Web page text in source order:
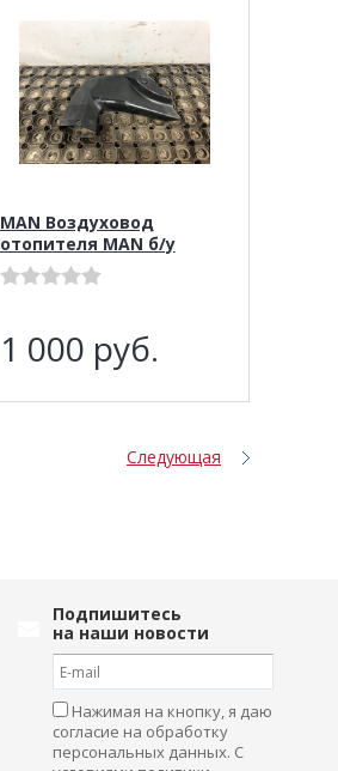
MAN Воздуховод
отопителя MAN б/у
1 000 руб.
Следующая
Подпишитесь
на наши новости
Нажимая на кнопку, я даю
согласие на обработку
персональных данных. С